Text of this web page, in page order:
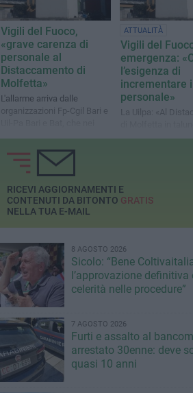
Vigili del Fuoco,
«grave carenza di
personale al
Distaccamento di
Molfetta»
L'allarme arriva dalle
organizzazioni Fp-Cgil Bari e
incontrato i sindaci
ATTUALITÀ
Vigili del
emergenza:
l’esigenza di
incrementare
personale»
La Uilpa: «Al
occasioni non è
RICEVI AGGIORNAMENTI E
CONTENUTI DA BITONTO GRATIS
NELLA TUA E-MAIL
8 AGOSTO 2026
Sicolo: “Bene
l’approvazione definitiva
celerità nelle procedure”
7 AGOSTO 2026
Furti e assalto al
arrestato 30enne: deve
quasi 10 anni